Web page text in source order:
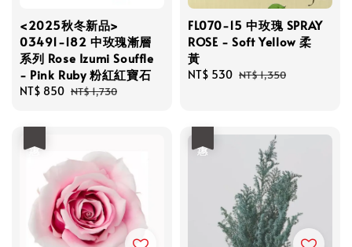
<2025秋冬新品>
03491-182 中玫瑰漸層
系列 Rose Izumi Souffle
- Pink Ruby 粉紅紅寶石
Sale
NT$ 850 Regular
NT$ 1,730
FL070-15 中玫瑰 SPRAY
ROSE - Soft Yellow 柔
黃
Sale
NT$ 530 Regular
NT$ 1,350